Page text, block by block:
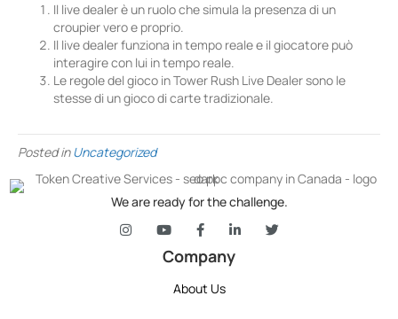
Il live dealer è un ruolo che simula la presenza di un
croupier vero e proprio.
Il live dealer funziona in tempo reale e il giocatore può
interagire con lui in tempo reale.
Le regole del gioco in Tower Rush Live Dealer sono le
stesse di un gioco di carte tradizionale.
Posted inUncategorized
We are ready for the challenge.
token's company social media link to Instagram
token's company social media link to
token's company social media link
token's company social
token's company
Company
About Us